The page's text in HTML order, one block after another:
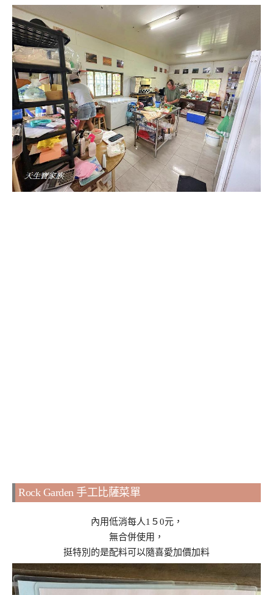
Rock Garden 手工比薩菜單
內用低消每人1５0元，
無合併使用，
挺特別的是配料可以隨喜愛加價加料